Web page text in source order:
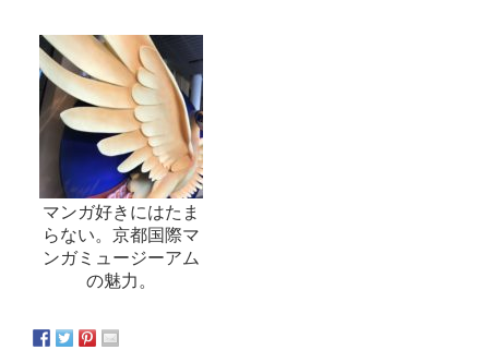
マンガ好きにはたま
らない。京都国際マ
ンガミュージーアム
の魅力。